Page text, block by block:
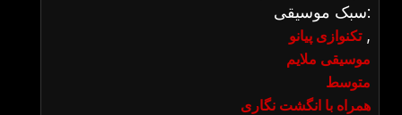
سبک موسیقی:
تکنوازی پیانو,
موسیقی ملایم
متوسط
همراه با انگشت نگاری